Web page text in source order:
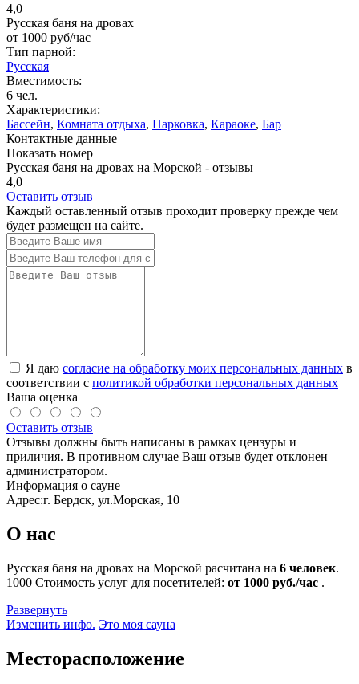
4,0
Русская баня на дровах
от 1000 руб/час
Тип парной:
Русская
Вместимость:
6 чел.
Характеристики:
Бассейн, Комната отдыха, Парковка, Караоке, Бар
Контактные данные
Показать номер
Русская баня на дровах на Морской - отзывы
4,0
Оставить отзыв
Каждый оставленный отзыв проходит проверку прежде чем
будет размещен на сайте.
Я даю согласие на обработку моих персональных данных в
соответствии с политикой обработки персональных данных
Ваша оценка
Оставить отзыв
Отзывы должны быть написаны в рамках цензуры и
приличия. В противном случае Ваш отзыв будет отклонен
администратором.
Информация о сауне
Адрес:г. Бердск, ул.Морская, 10
О нас
Русская баня на дровах на Морской расчитана на 6 человек.
1000 Стоимость услуг для посетителей: от 1000 руб./час .
Развернуть
Изменить инфо. Это моя сауна
Месторасположение